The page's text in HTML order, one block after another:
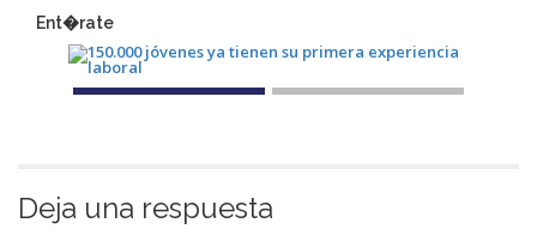
Ent�rate
Deja una respuesta